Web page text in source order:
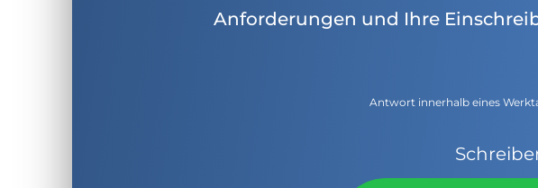
Anforderungen und Ihre
Antwort innerhalb eines